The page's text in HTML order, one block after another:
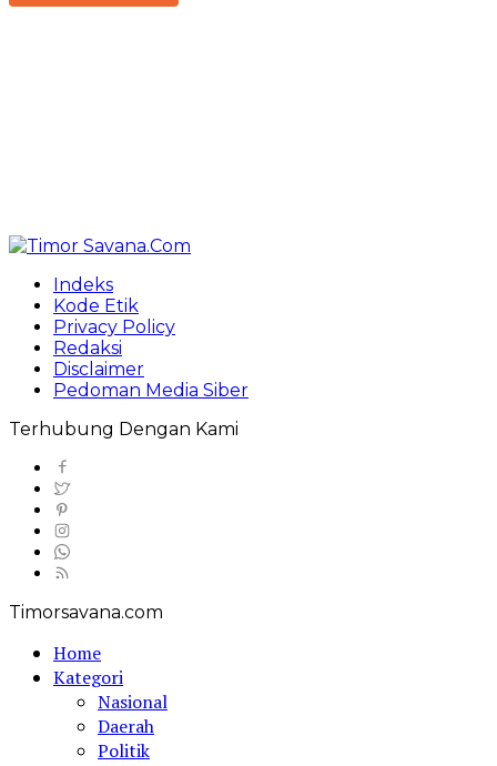
Indeks
Kode Etik
Privacy Policy
Redaksi
Disclaimer
Pedoman Media Siber
Terhubung Dengan Kami
Timorsavana.com
Home
Kategori
Nasional
Daerah
Politik